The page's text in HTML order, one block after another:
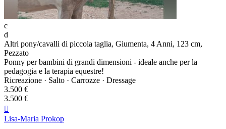
c
d
Altri pony/cavalli di piccola taglia, Giumenta, 4 Anni, 123 cm,
Pezzato
Ponny per bambini di grandi dimensioni - ideale anche per la
pedagogia e la terapia equestre!
Ricreazione · Salto · Carrozze · Dressage
3.500 €
3.500 €

Lisa-Maria Prokop